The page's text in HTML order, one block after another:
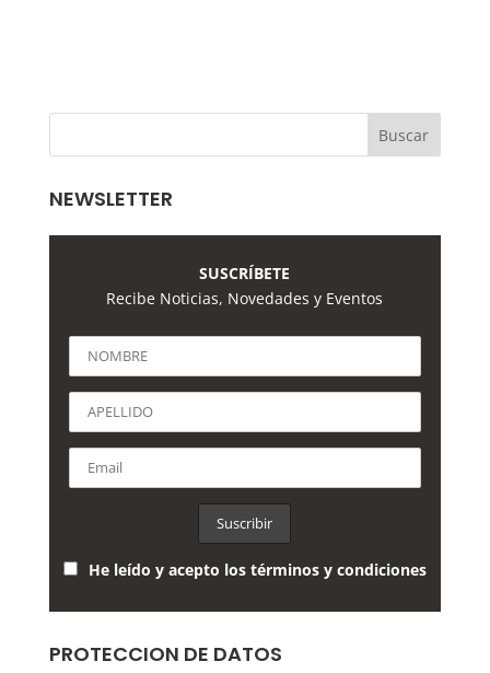
NEWSLETTER
SUSCRÍBETE
Recibe Noticias, Novedades y Eventos
He leído y acepto los términos y condiciones
PROTECCION DE DATOS